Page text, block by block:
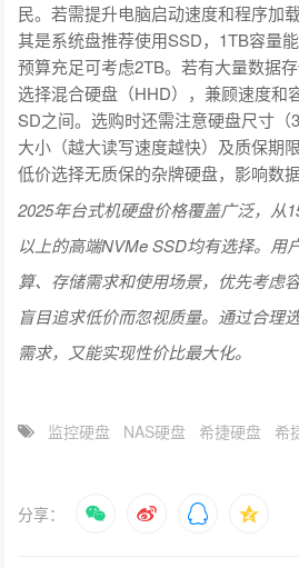
民。若需提升电脑启动速度和程序加
其是系统盘推荐使用SSD，1TB容量
预算充足可考虑2TB。若有大量数据
选择混合硬盘（HHD），兼顾速度和
SD之间。选购时还需注意硬盘尺寸（
大小（越大读写速度越快）及质保期
低价选择无质保的杂牌硬盘，影响数据
2025年台式机硬盘价格覆盖广泛，从
以上的高端NVMe SSD均有选择。用
算、存储需求和使用场景，优先考虑
盲目追求低价而忽视质量。通过合理
需求，又能实现性价比最大化。
监控硬盘 NAS硬盘 希捷硬盘 希
分享：